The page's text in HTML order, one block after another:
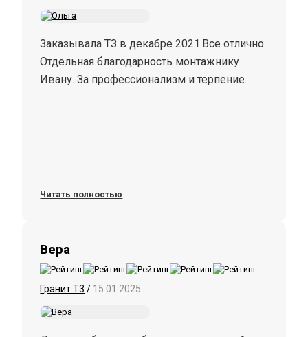
Заказывала ТЗ в декабре 2021.Все отлично.
Отдельная благодарность монтажнику
Ивану. За профессионализм и терпение.
Читать полностью
Вера
Гранит Т3 / 15.01.2025